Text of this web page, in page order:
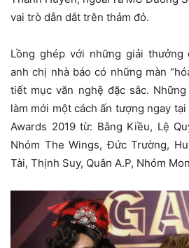
vai trò dẫn dắt trên thảm đỏ.
Lồng ghép với những giải thưởng
anh chị nhà báo có những màn
tiết mục văn nghệ đặc sắc.
làm mới một cách ấn tượng ngay
Awards 2019 từ: Bằng Kiều, Lệ
Nhóm The Wings, Đức Trường,
Tài, Thịnh Suy, Quân A.P, Nhóm